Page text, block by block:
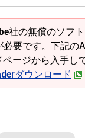
社の無償のソフ
要です。下記の
ージから入手し
ダウンロード